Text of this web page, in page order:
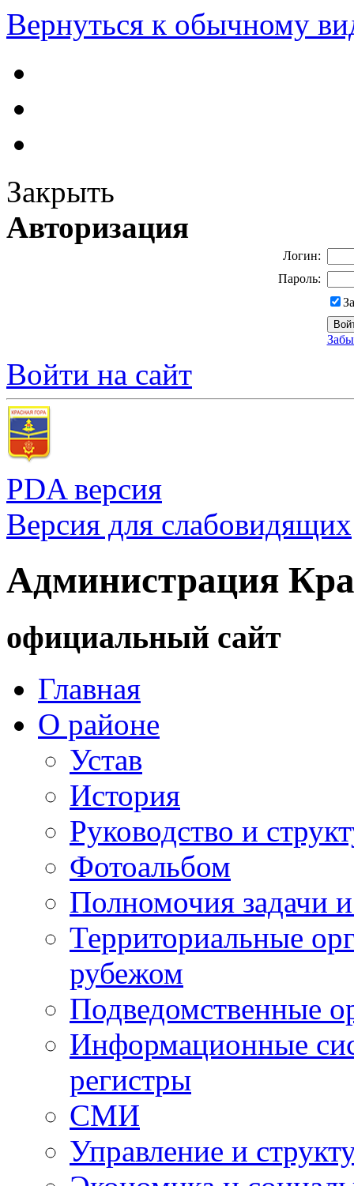
Вернуться к обычному
Закрыть
Авторизация
Логин:
Пароль:
Войти на сайт
PDA версия
Версия для слабовидящих
Администрация
официальный сайт
Главная
О районе
Устав
История
Руководство и
Фотоальбом
Полномочия задачи
Территориальные
рубежом
Подведомственные
Информационные
регистры
СМИ
Управление и